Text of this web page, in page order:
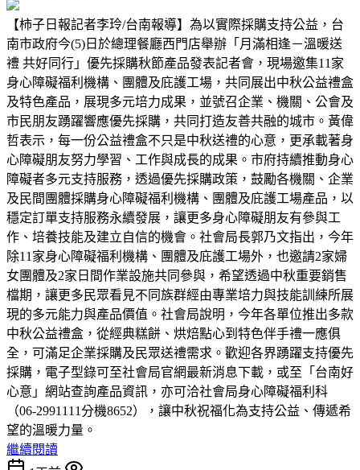
【柿子日報記者李玲/台南報導】為以實際採購支持公益，台
南市政府今(5)日於總理餐廳西門店舉辦「月滿相逢－溫暖送
禮 共好同行」優先採購秋節產品發表記者會，現場邀集11家
身心障礙福利機構、團體及庇護工場，共同展出中秋公益禮盒
及特色產品，展現多元培力成果，並號召企業、機關、公會及
市民朋友踴躍響應優先採購，共同打造友善共融的城市。黃偉
哲表示，每一份公益禮盒不只是中秋送禮的心意，更承載著身
心障礙朋友努力學習、工作與成長的成果。市府持續推動身心
障礙者多元支持服務，透過優先採購政策，鼓勵各機關、企業
及民間團體採購身心障礙福利機構、團體及庇護工場產品，以
穩定訂單支持服務永續發展，讓更多身心障礙朋友有參與工
作、培養技能及建立自信的機會。社會局長郭乃文指出，今年
除11家身心障礙福利機構、團體及庇護工場外，也邀請2家婦
女團體及2家日間作業設施共同參與，希望透過中秋重要銷售
檔期，讓更多民眾看見不同族群經由專業培力與技能訓練所展
現的多元能力與產品價值。社會局說明，今年各單位推出多款
中秋公益禮盒，從經典糕餅、烘焙點心到特色伴手禮一應俱
全，可滿足企業採購及民眾送禮需求。歡迎各界踴躍支持優先
採購，電子型錄可至社會局官網最新消息下載，或至「台南好
心意」網站查詢產品資訊，亦可洽社會局身心障礙福利科
（06-2991111分機8652），讓中秋祝福化為支持公益、傳遞希
望的溫暖力量。
繼續閱讀